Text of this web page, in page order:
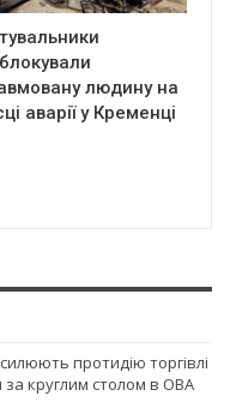
людину на
аварії у Кременці
протидію торгівлі
круглим столом в ОВА